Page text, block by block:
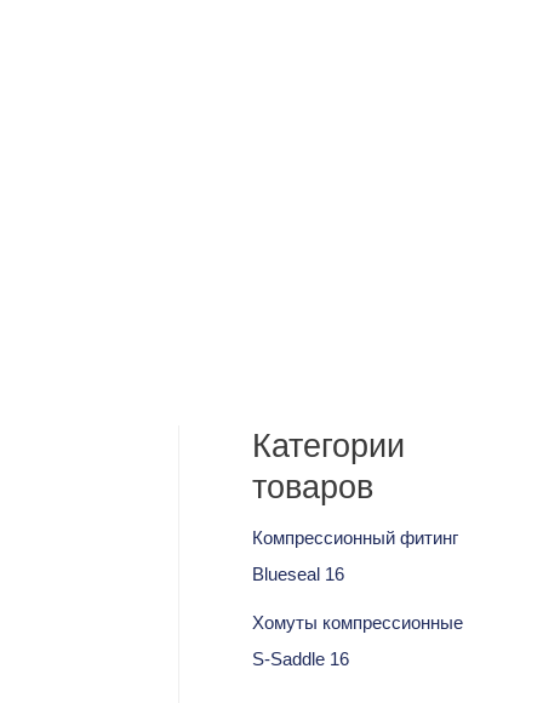
Категории
товаров
Компрессионный фитинг
Blueseal 16
Хомуты компрессионные
S-Saddle 16